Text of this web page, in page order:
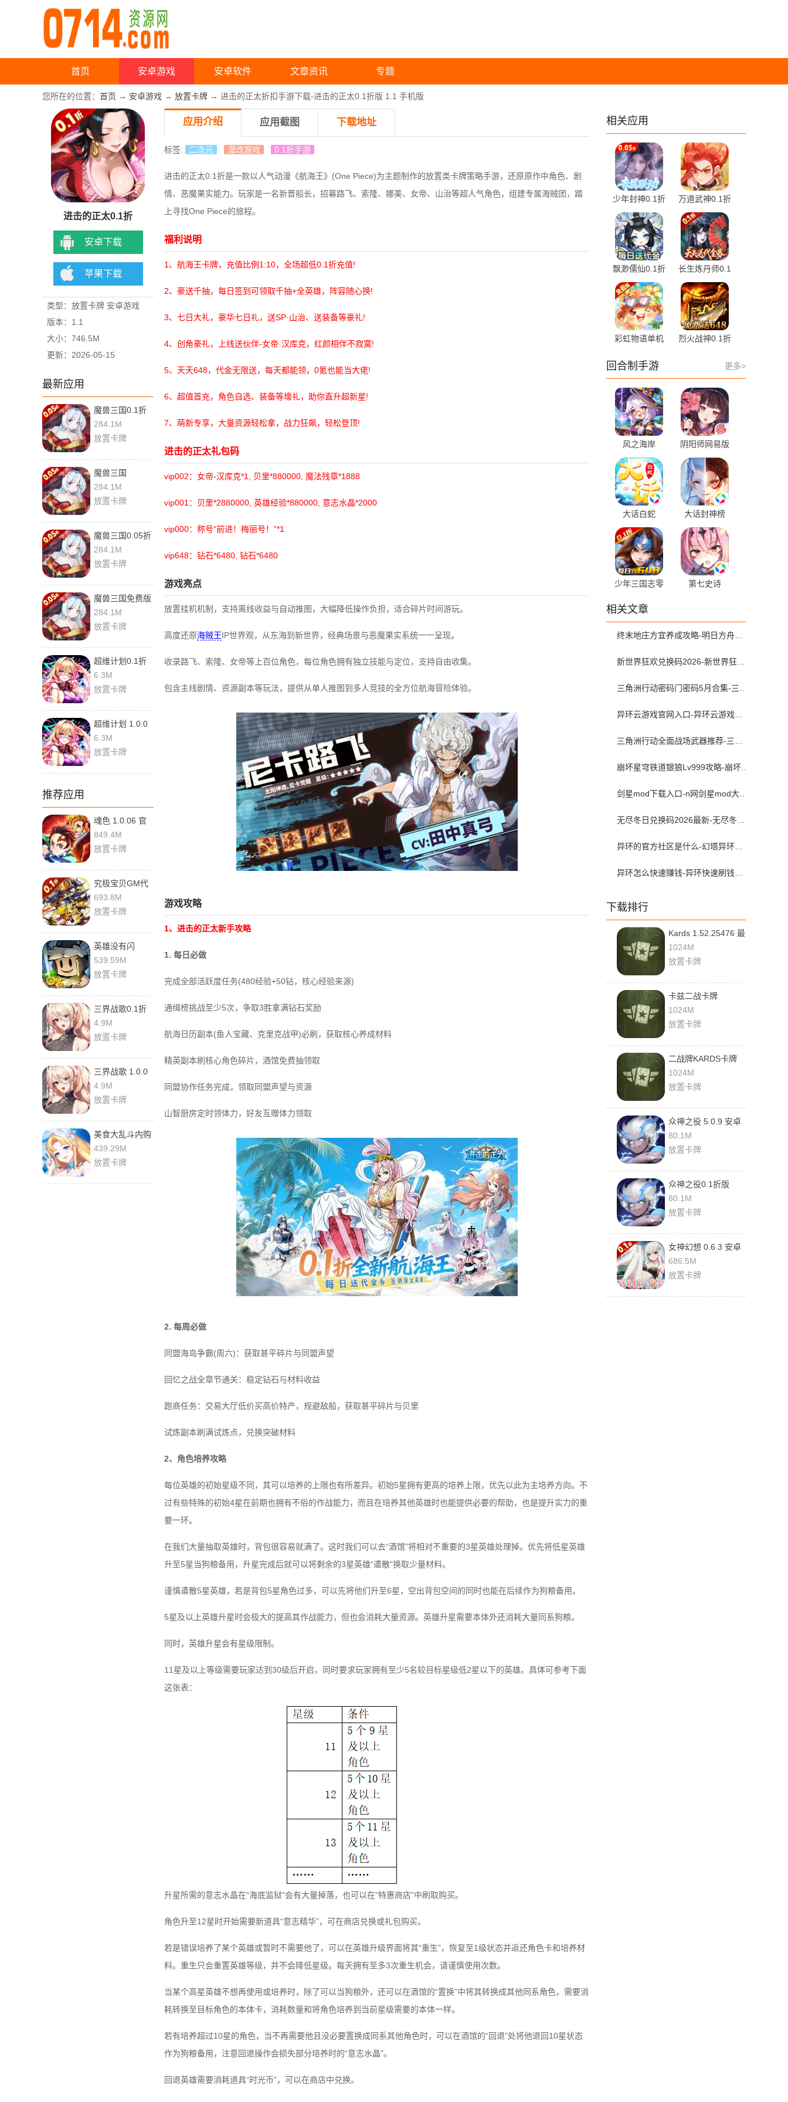
首页 安卓游戏 安卓软件 文章资讯 专题
您所在的位置： 首页 → 安卓游戏 → 放置卡牌 → 进击的正太折扣手游下载-进击的正太0.1折版 1.1 手机版
进击的正太0.1折
安卓下载
苹果下载
类型：放置卡牌 安卓游戏
版本：1.1
大小：746.5M
更新：2026-05-15
最新应用
魔兽三国0.1折
1.6.003 手机版
284.1M
放置卡牌
魔兽三国
1.6.003 安卓版
284.1M
放置卡牌
魔兽三国0.05折
1.6.003 最新版
284.1M
放置卡牌
魔兽三国免费版
1.6.003 最新版
284.1M
放置卡牌
超维计划0.1折
1.0.0 最新版
6.3M
放置卡牌
超维计划 1.0.0
最新版
6.3M
放置卡牌
推荐应用
魂色 1.0.06 官
方版
849.4M
放置卡牌
究极宝贝GM代
刷版 1.0 安卓版
693.8M
放置卡牌
英雄没有闪
1.9.0.0 最新版
539.59M
放置卡牌
三界战歌0.1折
版 1.0.0 最新版
4.9M
放置卡牌
三界战歌 1.0.0
官方版
4.9M
放置卡牌
美食大乱斗内购
版 100.1 安卓版
439.29M
放置卡牌
应用介绍 应用截图 下载地址
标签: 二次元 漫改游戏 0.1折手游
进击的正太0.1折是一款以人气动漫《航海王》(One Piece)为主题制作的放置类卡牌策略手游，还原原作中角色、剧
情、恶魔果实能力。玩家是一名新晋船长，招募路飞、索隆、娜美、女帝、山治等超人气角色，组建专属海贼团，踏
上寻找One Piece的旅程。
福利说明
1、航海王卡牌，充值比例1:10，全场超低0.1折充值!
2、豪送千抽，每日签到可领取千抽+全英雄，阵容随心换!
3、七日大礼，豪华七日礼，送SP·山治、送装备等豪礼!
4、创角豪礼，上线送伙伴-女帝·汉库克，红颜相伴不寂寞!
5、天天648，代金无限送，每天都能领，0氪也能当大佬!
6、超值首充，角色自选、装备等壕礼，助你直升超新星!
7、萌新专享，大量资源轻松拿，战力狂飙，轻松登顶!
进击的正太礼包码
vip002：女帝-汉库克*1, 贝里*880000, 魔法残章*1888
vip001：贝里*2880000, 英雄经验*880000, 意志水晶*2000
vip000：称号“前进！梅丽号！”*1
vip648：钻石*6480, 钻石*6480
游戏亮点
放置挂机机制，支持离线收益与自动推图，大幅降低操作负担，适合碎片时间游玩。
高度还原海贼王IP世界观，从东海到新世界，经典场景与恶魔果实系统一一呈现。
收录路飞、索隆、女帝等上百位角色，每位角色拥有独立技能与定位，支持自由收集。
包含主线剧情、资源副本等玩法，提供从单人推图到多人竞技的全方位航海冒险体验。
游戏攻略
1、进击的正太新手攻略
1. 每日必做
完成全部活跃度任务(480经验+50钻，核心经验来源)
通缉榜挑战至少5次，争取3胜拿满钻石奖励
航海日历副本(鱼人宝藏、克里克战甲)必刷，获取核心养成材料
精英副本刷核心角色碎片，酒馆免费抽领取
同盟协作任务完成，领取同盟声望与资源
山智厨房定时领体力，好友互赠体力领取
2. 每周必做
同盟海岛争霸(周六)：获取甚平碎片与同盟声望
回忆之战全章节通关：稳定钻石与材料收益
跑商任务：交易大厅低价买高价特产，规避敌船，获取甚平碎片与贝里
试炼副本刷满试炼点，兑换突破材料
2、角色培养攻略
每位英雄的初始星级不同，其可以培养的上限也有所差异。初始5星拥有更高的培养上限，优先以此为主培养方向。不
过有些特殊的初始4星在前期也拥有不俗的作战能力，而且在培养其他英雄时也能提供必要的帮助，也是提升实力的重
要一环。
在我们大量抽取英雄时，背包很容易就满了。这时我们可以去“酒馆”将相对不重要的3星英雄处理掉。优先将低星英雄
升至5星当狗粮备用，升星完成后就可以将剩余的3星英雄“遣散”换取少量材料。
谨慎遣散5星英雄，若是背包5星角色过多，可以先将他们升至6星，空出背包空间的同时也能在后续作为狗粮备用。
5星及以上英雄升星时会极大的提高其作战能力，但也会消耗大量资源。英雄升星需要本体外还消耗大量同系狗粮。
同时，英雄升星会有星级限制。
11星及以上等级需要玩家达到30级后开启，同时要求玩家拥有至少5名较目标星级低2星以下的英雄。具体可参考下面
这张表：
升星所需的意志水晶在“海底监狱”会有大量掉落，也可以在“特惠商店”中刷取购买。
角色升至12星时开始需要新道具“意志精华”，可在商店兑换或礼包购买。
若是错误培养了某个英雄或暂时不需要他了，可以在英雄升级界面将其“重生”，恢复至1级状态并返还角色卡和培养材
料。重生只会重置英雄等级，并不会降低星级。每天拥有至多3次重生机会，请谨慎使用次数。
当某个高星英雄不想再使用或培养时，除了可以当狗粮外，还可以在酒馆的“置换”中将其转换成其他同系角色，需要消
耗转换至目标角色的本体卡，消耗数量和将角色培养到当前星级需要的本体一样。
若有培养超过10星的角色，当不再需要他且没必要置换成同系其他角色时，可以在酒馆的“回退”处将他退回10星状态
作为狗粮备用，注意回退操作会损失部分培养时的“意志水晶”。
回退英雄需要消耗道具“时光币”，可以在商店中兑换。
相关应用
少年封神0.1折
1.0.0 官方版
万道武神0.1折
1.0.0 最新版
飘渺儒仙0.1折
1.0.0 最新版
长生炼丹师0.1
折 1.0.2 最新
版
彩虹物语单机
卓版
烈火战神0.1折
更多>
回合制手游
风之海岸
v1.0.1 最新版
阴阳师网易版
1.8.31 安卓版
大话白蛇
4.77.5
大话封神榜
4.0.0
少年三国志零
1.0.10010 官
方版
第七史诗
相关文章
下载排行
Kards 1.52.25476 最
新版
1024M
放置卡牌
卡兹二战卡牌
1.52.25476 官方版
1024M
放置卡牌
二战牌KARDS卡牌
1.52.25476 最新版
1024M
放置卡牌
众神之役 5.0.9 安卓
版
80.1M
放置卡牌
众神之役0.1折版
5.0.9 安卓版
80.1M
放置卡牌
女神幻想 0.6.3 安卓
版
686.5M
放置卡牌